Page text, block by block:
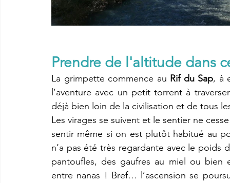
Prendre de l'altitude dans
La grimpette commence au Rif du Sap, à
l’aventure avec un petit torrent à
déjà bien loin de la civilisation et de tous
Les virages se suivent et le sentier ne
sentir même si on est plutôt habitué au
n’a pas été très regardante avec le poids
pantoufles, des gaufres au miel ou
entre nanas ! Bref… l’ascension se